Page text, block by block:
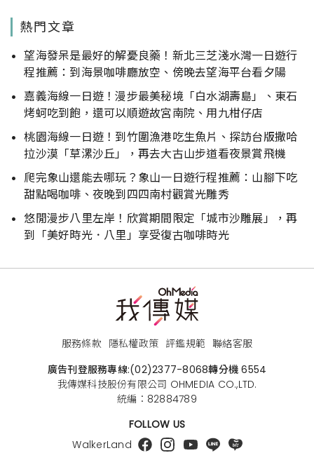
熱門文章
望海發呆是最好的解憂良藥！新北三芝淺水灣一日遊行
程推薦：到海景咖啡廳放空、傍晚去望海平台看夕陽
嘉義海線一日遊！漫步最美秘境「白水湖壽島」、東石
烤蚵吃到飽，還可以順遊故宮南院、用九柑仔店
桃園海線一日遊！到竹圍漁港吃生魚片、探訪台版撒哈
拉沙漠「草漯沙丘」，再去大古山步道看夜景賞飛機
爬完象山還能去哪玩？象山一日遊行程推薦：山腳下吃
甜點喝咖啡、夜晚到四四南村觀賞光雕秀
悠閒漫步八里左岸！欣賞期間限定「城市沙雕展」，再
到「美好時光．八里」享受復古咖啡時光
服務條款 隱私權政策 評鑑規範 聯絡客服
廣告刊登服務專線:(02)2377-8068轉分機 6554
我傳媒科技股份有限公司 OHMEDIA CO.,LTD.
統編：82884789
FOLLOW US
WalkerLand